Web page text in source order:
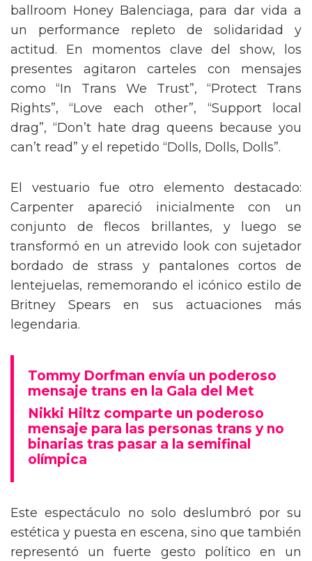
ballroom Honey Balenciaga, para dar vida a
un performance repleto de solidaridad y
actitud. En momentos clave del show, los
presentes agitaron carteles con mensajes
como “In Trans We Trust”, “Protect Trans
Rights”, “Love each other”, “Support local
drag”, “Don’t hate drag queens because you
can’t read” y el repetido “Dolls, Dolls, Dolls”.
El vestuario fue otro elemento destacado:
Carpenter apareció inicialmente con un
conjunto de flecos brillantes, y luego se
transformó en un atrevido look con sujetador
bordado de strass y pantalones cortos de
lentejuelas, rememorando el icónico estilo de
Britney Spears en sus actuaciones más
legendaria.
Tommy Dorfman envía un poderoso
mensaje trans en la Gala del Met
Nikki Hiltz comparte un poderoso
mensaje para las personas trans y no
binarias tras pasar a la semifinal
olímpica
Este espectáculo no solo deslumbró por su
estética y puesta en escena, sino que también
representó un fuerte gesto político en un